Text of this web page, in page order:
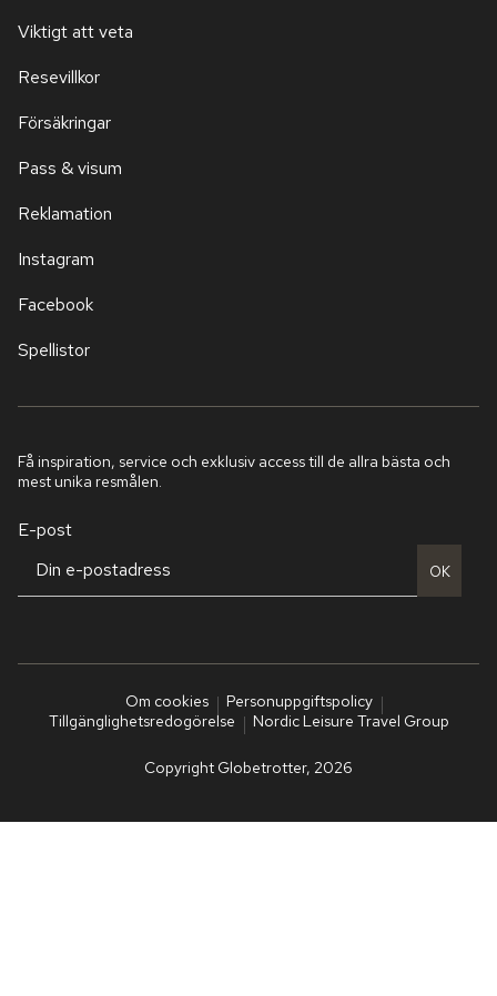
Viktigt att veta
Resevillkor
Försäkringar
Pass & visum
Reklamation
Instagram
Facebook
Spellistor
Få inspiration, service och exklusiv access till de allra bästa och
mest unika resmålen.
E-post
OK
Om cookies
Personuppgiftspolicy
Tillgänglighetsredogörelse
Nordic Leisure Travel Group
Copyright Globetrotter, 2026